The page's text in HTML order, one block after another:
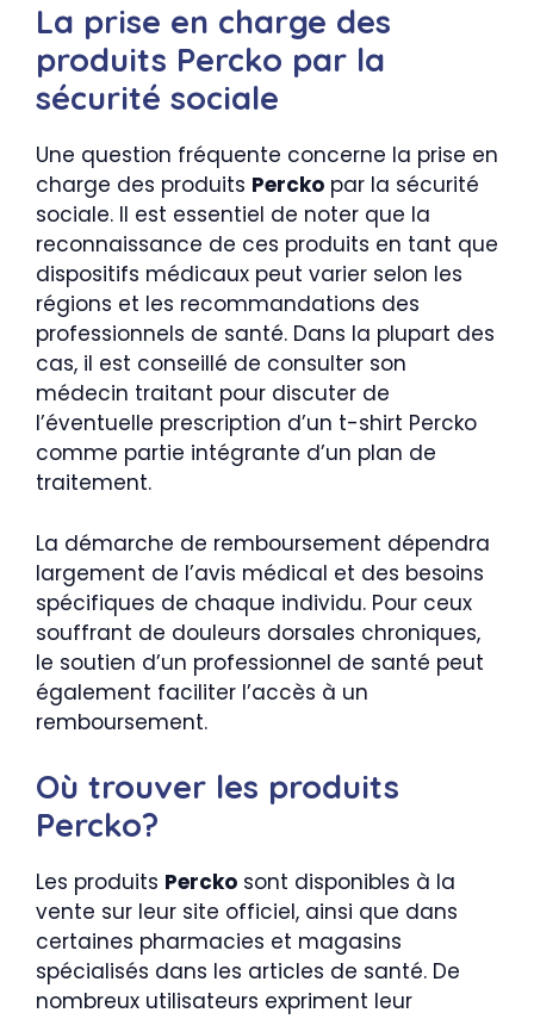
La prise en charge des
produits Percko par la
sécurité sociale
Une question fréquente concerne la prise en
charge des produits Percko par la sécurité
sociale. Il est essentiel de noter que la
reconnaissance de ces produits en tant que
dispositifs médicaux peut varier selon les
régions et les recommandations des
professionnels de santé. Dans la plupart des
cas, il est conseillé de consulter son
médecin traitant pour discuter de
l’éventuelle prescription d’un t-shirt Percko
comme partie intégrante d’un plan de
traitement.
La démarche de remboursement dépendra
largement de l’avis médical et des besoins
spécifiques de chaque individu. Pour ceux
souffrant de douleurs dorsales chroniques,
le soutien d’un professionnel de santé peut
également faciliter l’accès à un
remboursement.
Où trouver les produits
Percko?
Les produits Percko sont disponibles à la
vente sur leur site officiel, ainsi que dans
certaines pharmacies et magasins
spécialisés dans les articles de santé. De
nombreux utilisateurs expriment leur